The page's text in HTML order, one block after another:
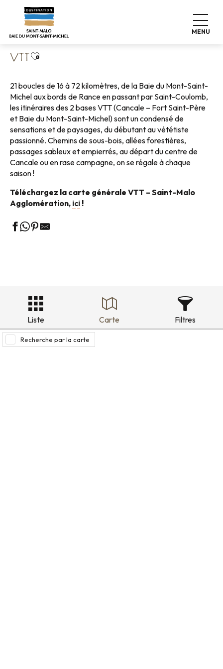
contenu
MENU
Accueil Explorer notre destination
Expéditions Nature
Balades vélo
VTT Ajouter aux favoris
21 boucles de 16 à 72 kilomètres, de la Baie du Mont-Saint-
Michel aux bords de Rance en passant par Saint-Coulomb,
les itinéraires des 2 bases VTT (Cancale – Fort Saint-Père
et Baie du Mont-Saint-Michel) sont un condensé de
sensations et de paysages, du débutant au vététiste
passionné. Chemins de sous-bois, allées forestières,
passages sableux et empierrés, au départ du centre de
Cancale ou en rase campagne, on se régale à chaque
saison !
Téléchargez la carte générale VTT – Saint-Malo
Agglomération, ici !
Liste Carte Filtres
Recherche par la carte